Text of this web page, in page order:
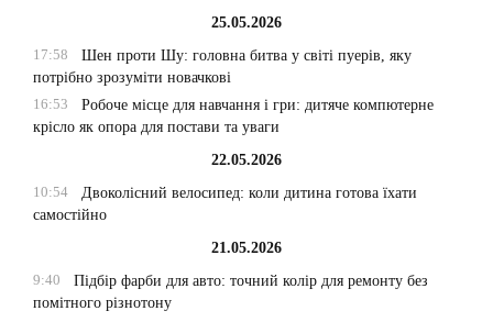
25.05.2026
17:58
Шен проти Шу: головна битва у світі пуерів, яку
потрібно зрозуміти новачкові
16:53
Робоче місце для навчання і гри: дитяче компютерне
крісло як опора для постави та уваги
22.05.2026
10:54
Двоколісний велосипед: коли дитина готова їхати
самостійно
21.05.2026
9:40
Підбір фарби для авто: точний колір для ремонту без
помітного різнотону